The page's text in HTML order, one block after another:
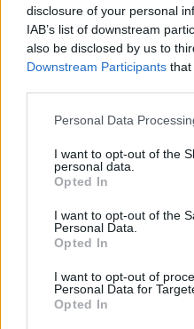
disclosure of your personal
IAB’s list of downstream
also be disclosed by us to
Downstream Participants that
Personal Data
I want to opt-out of the
personal data.
Opted In
I want to opt-out of the
Personal Data.
Opted In
I want to opt-out of
Personal Data for
Opted In
Франция ще
обаждания без
абонатите от 11
07.08.2026 / 14:30